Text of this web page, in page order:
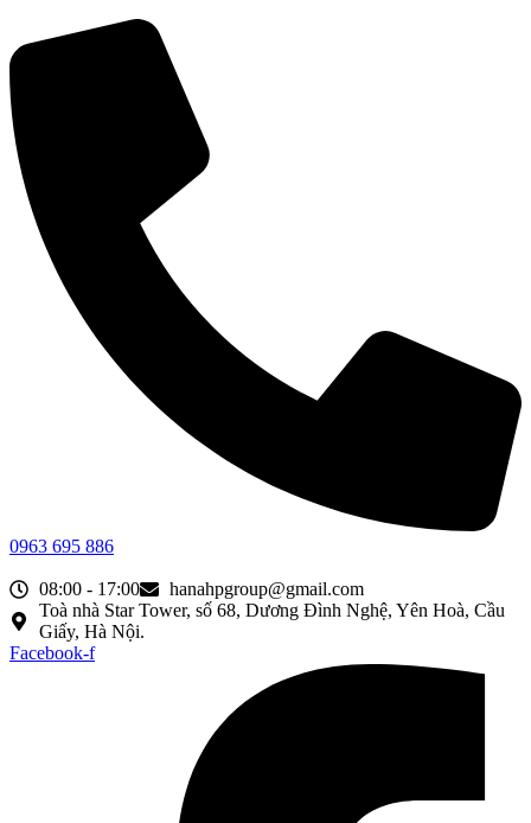
0963 695 886
08:00 - 17:00
hanahpgroup@gmail.com
Toà nhà Star Tower, số 68, Dương Đình Nghệ, Yên Hoà, Cầu
Giấy, Hà Nội.
Facebook-f